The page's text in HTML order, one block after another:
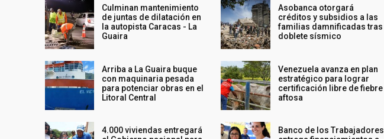
Culminan mantenimiento
de juntas de dilatación en
la autopista Caracas - La
Guaira
Arriba a La Guaira buque
con maquinaria pesada
para potenciar obras en el
Litoral Central
4.000 viviendas entregará
Asobanca otorgará
créditos y subsidios a las
familias damnificadas tras
doblete sísmico
Venezuela avanza en plan
estratégico para lograr
certificación libre de fiebre
aftosa
Banco de los Trabajadores